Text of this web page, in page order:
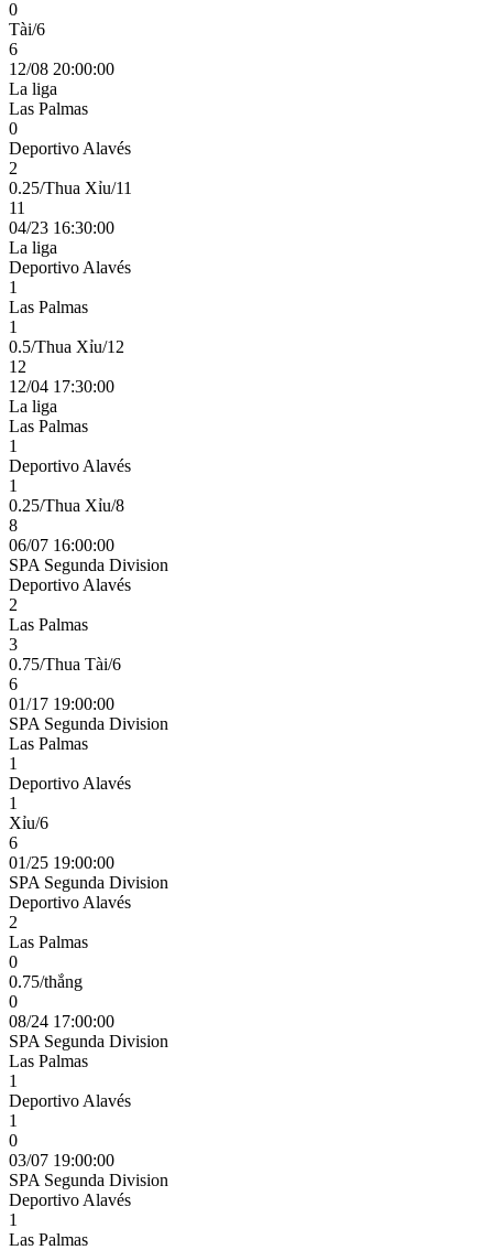
0
Tài/6
6
12/08 20:00:00
La liga
Las Palmas
0
Deportivo Alavés
2
0.25/Thua Xỉu/11
11
04/23 16:30:00
La liga
Deportivo Alavés
1
Las Palmas
1
0.5/Thua Xỉu/12
12
12/04 17:30:00
La liga
Las Palmas
1
Deportivo Alavés
1
0.25/Thua Xỉu/8
8
06/07 16:00:00
SPA Segunda Division
Deportivo Alavés
2
Las Palmas
3
0.75/Thua Tài/6
6
01/17 19:00:00
SPA Segunda Division
Las Palmas
1
Deportivo Alavés
1
Xỉu/6
6
01/25 19:00:00
SPA Segunda Division
Deportivo Alavés
2
Las Palmas
0
0.75/thắng
0
08/24 17:00:00
SPA Segunda Division
Las Palmas
1
Deportivo Alavés
1
0
03/07 19:00:00
SPA Segunda Division
Deportivo Alavés
1
Las Palmas